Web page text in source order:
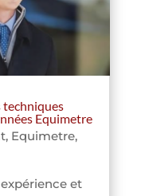
techniques
Equimetre
, Equimetre,
et